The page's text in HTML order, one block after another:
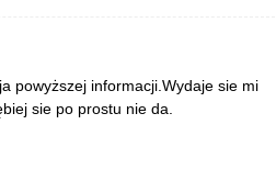
powyższej informacji.Wydaje sie mi
sie po prostu nie da.